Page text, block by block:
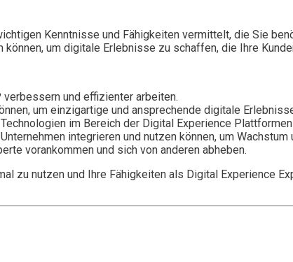
Kenntnisse und Fähigkeiten vermittelt, die Sie
um digitale Erlebnisse zu schaffen, die Ihre
und effizienter arbeiten.
um einzigartige und ansprechende digitale
im Bereich der Digital Experience
integrieren und nutzen können, um Wachstum
vorankommen und sich von anderen abheben.
zu nutzen und Ihre Fähigkeiten als Digital Experience